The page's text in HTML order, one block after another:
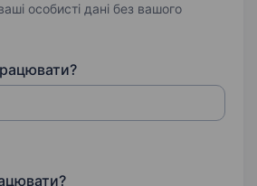
особисті дані без вашого